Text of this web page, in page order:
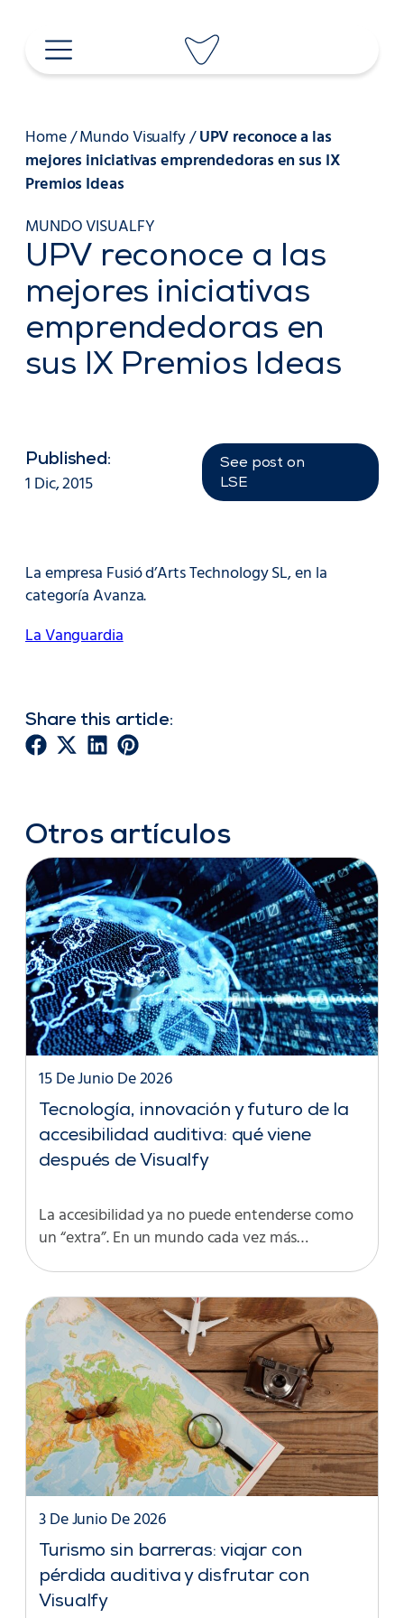
contenido
Home/Mundo Visualfy/UPV reconoce a las
mejores iniciativas emprendedoras en sus IX
Premios Ideas
MUNDO VISUALFY
UPV reconoce a las
mejores iniciativas
emprendedoras en
sus IX Premios Ideas
Published:
1 Dic, 2015
See post on
LSE
La empresa Fusió d’Arts Technology SL, en la
categoría Avanza.
La Vanguardia
Share this article:
Otros artículos
Tecnología, innovación y futuro de la
accesibilidad auditiva: qué viene
después de Visualfy
15 De Junio De 2026
La accesibilidad ya no puede entenderse como
un “extra”. En un mundo cada vez más…
Turismo sin barreras: viajar con
pérdida auditiva y disfrutar con
Visualfy
3 De Junio De 2026